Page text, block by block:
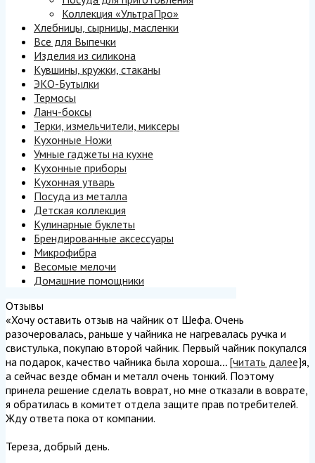
Коллекция «УльтраПро»
Хлебницы, сырницы, масленки
Все для Выпечки
Изделия из силикона
Кувшины, кружки, стаканы
ЭКО-Бутылки
Термосы
Ланч-боксы
Терки, измельчители, миксеры
Кухонные Ножи
Умные гаджеты на кухне
Кухонные приборы
Кухонная утварь
Посуда из металла
Детская коллекция
Кулинарные буклеты
Брендированные аксессуары
Микрофибра
Весомые мелочи
Домашние помощники
Отзывы
«Хочу оставить отзыв на чайник от Шефа. Очень
разочеровалась, раньше у чайника не нагревалась ручка и
свистулька, покупаю второй чайник. Первый чайник покупался
на подарок, качество чайника была хороша... [читать далее]я,
а сейчас везде обман и металл очень тонкий. Поэтому
принела решение сделать воврат, но мне отказали в воврате,
я обратилась в комитет отдела защите прав потребителей.
Жду ответа пока от компании.
Тереза, добрый день.